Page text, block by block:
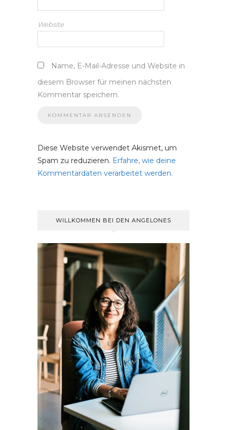
Website
Name, E-Mail-Adresse und Website in
diesem Browser für meinen nächsten
Kommentar speichern.
Diese Website verwendet Akismet, um
Spam zu reduzieren. Erfahre, wie deine
Kommentardaten verarbeitet werden.
WILLKOMMEN BEI DEN ANGELONES